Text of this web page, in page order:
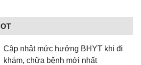
Cập nhật mức hưởng BHYT khi đi
khám, chữa bệnh mới nhất